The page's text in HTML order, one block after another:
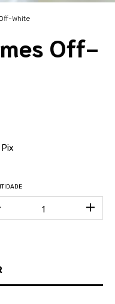
White
Off-